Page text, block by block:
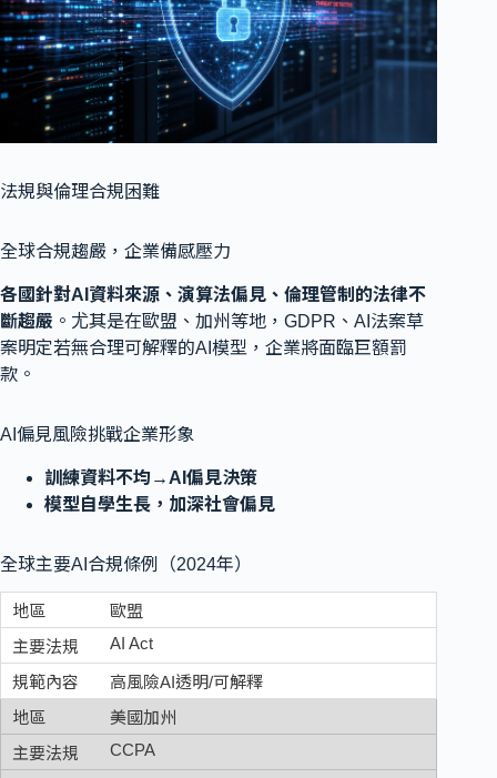
法規與倫理合規困難
全球合規趨嚴，企業備感壓力
各國針對AI資料來源、演算法偏見、倫理管制的法律不
斷趨嚴 。尤其是在歐盟、加州等地，GDPR、AI法案草
案明定若無合理可解釋的AI模型，企業將面臨巨額罰
款。
AI偏見風險挑戰企業形象
訓練資料不均→AI偏見決策
模型自學生長，加深社會偏見
全球主要AI合規條例（2024年）
歐盟
AI Act
高風險AI透明/可解釋
美國加州
CCPA